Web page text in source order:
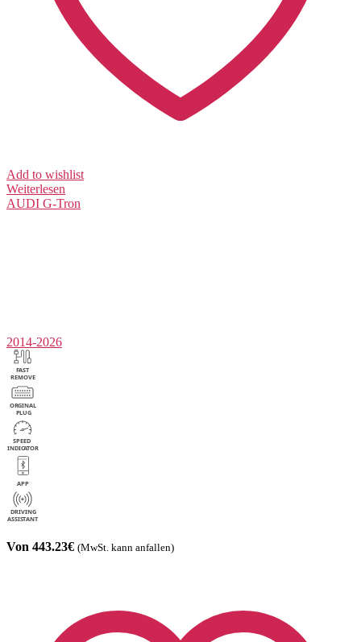
Add to wishlist
Weiterlesen
AUDI G-Tron
2014-2026
Von 443.23€ (MwSt. kann anfallen)